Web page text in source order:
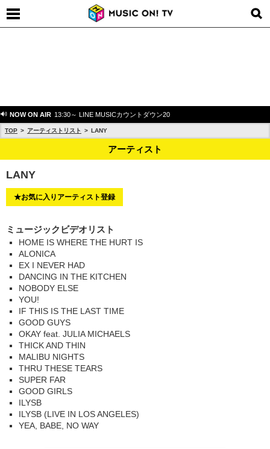
NOW ON AIR 13:30～ LINE MUSICカウントダウン20
TOP アーティストリスト LANY
アーティスト
LANY
★お気に入りアーティスト登録
ミュージックビデオリスト
HOME IS WHERE THE HURT IS
ALONICA
EX I NEVER HAD
DANCING IN THE KITCHEN
NOBODY ELSE
YOU!
IF THIS IS THE LAST TIME
GOOD GUYS
OKAY feat. JULIA MICHAELS
THICK AND THIN
MALIBU NIGHTS
THRU THESE TEARS
SUPER FAR
GOOD GIRLS
ILYSB
ILYSB (LIVE IN LOS ANGELES)
YEA, BABE, NO WAY